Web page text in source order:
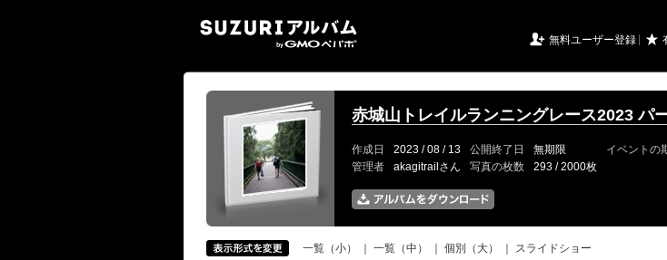
 無料ユーザー登録 ★
赤城山トレイルランニングレース2023 パ
作成日 2023 / 08 / 13 公開終了日 無期限 イベントの
管理者
akagitrailさん 写真の枚数 293 / 2000枚
一覧（小） 一覧（中） 個別（大）
スライドショー